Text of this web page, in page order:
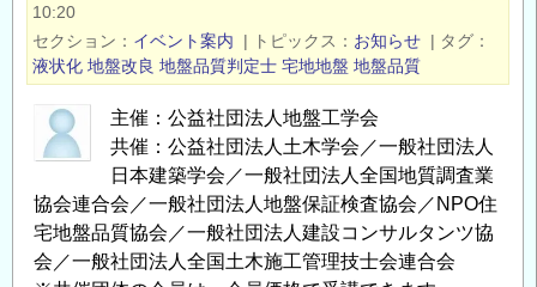
杭
被
害』」
開
催
お
知
ら
の
評
価
に
る
最
近
10:20
セクション
イベント案内 | トピックス お知らせ | タグ
液状化 地盤改良 地盤品質判定士 宅地地盤 地盤品質
主催：公益社団法人地盤工学会
共催：公益社団法人土木学会／一般社団法人
日本建築学会／一般社団法人全国地質調査業
協会連合会／一般社団法人地盤保証検査協会／NPO住
宅地盤品質協会／一般社団法人建設コンサルタンツ協
会／一般社団法人全国土木施工管理技士会連合会